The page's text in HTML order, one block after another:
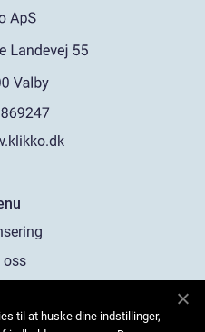
oss
oss
til at huske dine indstillinger,